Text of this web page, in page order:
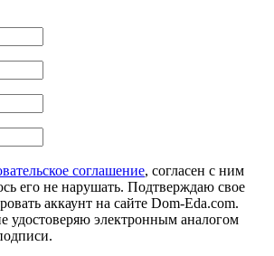
соглашение, согласен с ним
его не нарушать. Подтверждаю свое
аккаунт на сайте Dom-Eda.com.
удостоверяю электронным аналогом